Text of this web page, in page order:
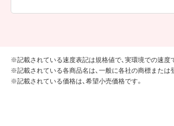
※記載されている速度表記は規格値で、実環境での速度
※記載されている各商品名は、一般に各社の商標または
※記載されている価格は、希望小売価格です。